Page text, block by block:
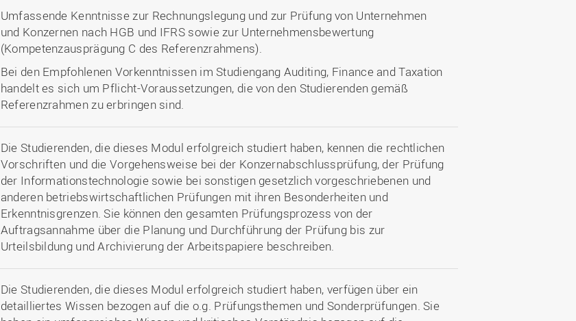
Umfassende Kenntnisse zur Rechnungslegung und zur Prüfung von Unternehmen
und Konzernen nach HGB und IFRS sowie zur Unternehmensbewertung
(Kompetenzausprägung C des Referenzrahmens).
Bei den Empfohlenen Vorkenntnissen im Studiengang Auditing, Finance and Taxation
handelt es sich um Pflicht-Voraussetzungen, die von den Studierenden gemäß
Referenzrahmen zu erbringen sind.
Die Studierenden, die dieses Modul erfolgreich studiert haben, kennen die rechtlichen
Vorschriften und die Vorgehensweise bei der Konzernabschlussprüfung, der Prüfung
der Informationstechnologie sowie bei sonstigen gesetzlich vorgeschriebenen und
anderen betriebswirtschaftlichen Prüfungen mit ihren Besonderheiten und
Erkenntnisgrenzen. Sie können den gesamten Prüfungsprozess von der
Auftragsannahme über die Planung und Durchführung der Prüfung bis zur
Urteilsbildung und Archivierung der Arbeitspapiere beschreiben.
Die Studierenden, die dieses Modul erfolgreich studiert haben, verfügen über ein
detailliertes Wissen bezogen auf die o.g. Prüfungsthemen und Sonderprüfungen. Sie